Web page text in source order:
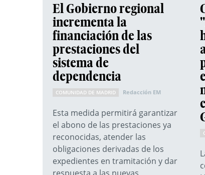
El Gobierno regional
incrementa la
financiación de las
prestaciones del
sistema de
dependencia
COMUNIDAD DE MADRID Redacción EM
Esta medida permitirá garantizar
el abono de las prestaciones ya
reconocidas, atender las
obligaciones derivadas de los
expedientes en tramitación y dar